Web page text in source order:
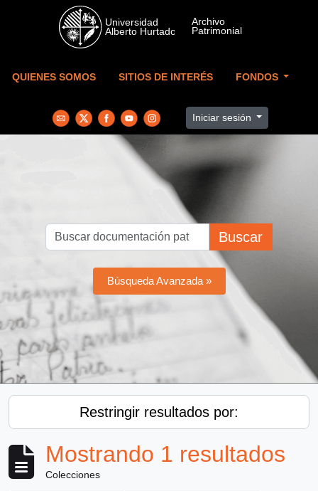
Skip to main content
QUIENES SOMOS SITIOS DE INTERÉS FONDOS
Iniciar sesión
Buscar
Búsqueda Avanzada »
Restringir resultados por:
Mostrando 1 resultados
Colecciones